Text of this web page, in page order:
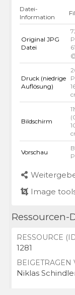
Datei-
Information
Original JPG
Datei
Druck (niedrige
Auflösung)
Bildschirm
Vorschau
Image
Ressourcen-
RESSOURCE
1281
BEIGETRAGEN
Niklas